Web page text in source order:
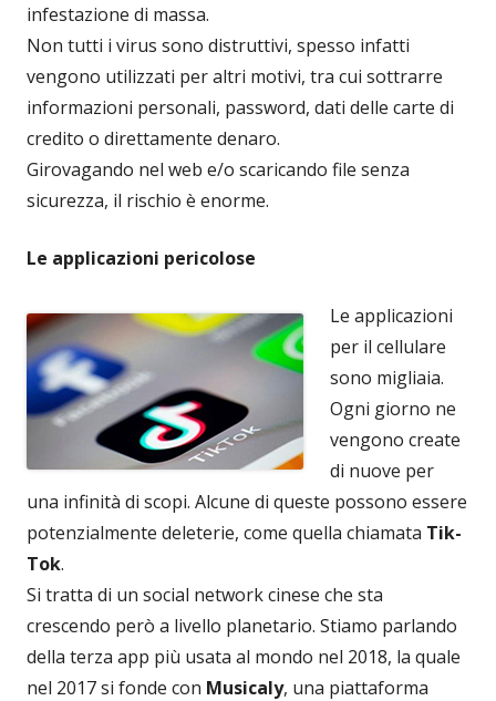
infestazione di massa.
Non tutti i virus sono distruttivi, spesso infatti
vengono utilizzati per altri motivi, tra cui sottrarre
informazioni personali, password, dati delle carte di
credito o direttamente denaro.
Girovagando nel web e/o scaricando file senza
sicurezza, il rischio è enorme.
Le applicazioni pericolose
Le applicazioni
per il cellulare
sono migliaia.
Ogni giorno ne
vengono create
di nuove per
una infinità di scopi. Alcune di queste possono essere
potenzialmente deleterie, come quella chiamata Tik-
Tok.
Si tratta di un social network cinese che sta
crescendo però a livello planetario. Stiamo parlando
della terza app più usata al mondo nel 2018, la quale
nel 2017 si fonde con Musicaly, una piattaforma